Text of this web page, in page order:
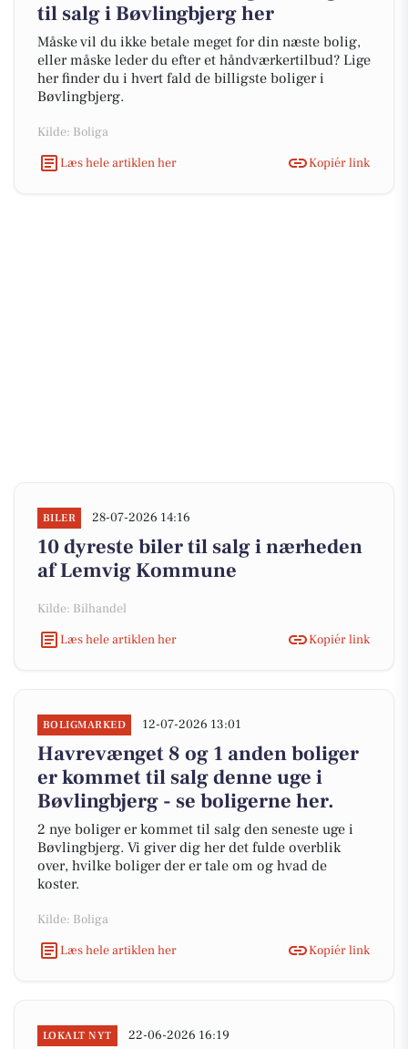
til salg i Bøvlingbjerg her
Måske vil du ikke betale meget for din næste bolig,
eller måske leder du efter et håndværkertilbud? Lige
her finder du i hvert fald de billigste boliger i
Bøvlingbjerg.
Kilde: Boliga
Læs hele artiklen her
Kopiér link
BILER 28-07-2026 14:16
10 dyreste biler til salg i nærheden
af Lemvig Kommune
Kilde: Bilhandel
Læs hele artiklen her
Kopiér link
BOLIGMARKED 12-07-2026 13:01
Havrevænget 8 og 1 anden boliger
er kommet til salg denne uge i
Bøvlingbjerg - se boligerne her.
2 nye boliger er kommet til salg den seneste uge i
Bøvlingbjerg. Vi giver dig her det fulde overblik
over, hvilke boliger der er tale om og hvad de
koster.
Kilde: Boliga
Læs hele artiklen her
Kopiér link
LOKALT NYT 22-06-2026 16:19